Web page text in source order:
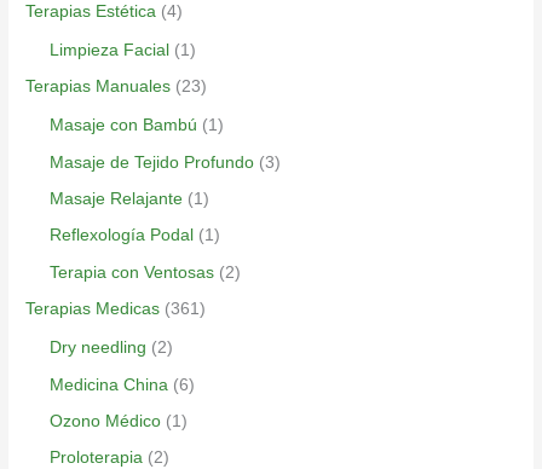
Terapias Estética (4)
Limpieza Facial (1)
Terapias Manuales (23)
Masaje con Bambú (1)
Masaje de Tejido Profundo (3)
Masaje Relajante (1)
Reflexología Podal (1)
Terapia con Ventosas (2)
Terapias Medicas (361)
Dry needling (2)
Medicina China (6)
Ozono Médico (1)
Proloterapia (2)